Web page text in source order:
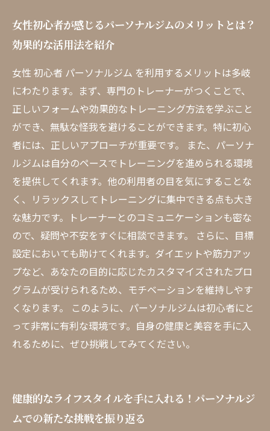
女性初心者が感じるパーソナルジムのメリットとは？
効果的な活用法を紹介
女性 初心者 パーソナルジム を利用するメリットは多岐
にわたります。まず、専門のトレーナーがつくことで、
正しいフォームや効果的なトレーニング方法を学ぶこと
ができ、無駄な怪我を避けることができます。特に初心
者には、正しいアプローチが重要です。 また、パーソナ
ルジムは自分のペースでトレーニングを進められる環境
を提供してくれます。他の利用者の目を気にすることな
く、リラックスしてトレーニングに集中できる点も大き
な魅力です。トレーナーとのコミュニケーションも密な
ので、疑問や不安をすぐに相談できます。 さらに、目標
設定においても助けてくれます。ダイエットや筋力アッ
プなど、あなたの目的に応じたカスタマイズされたプロ
グラムが受けられるため、モチベーションを維持しやす
くなります。 このように、パーソナルジムは初心者にと
って非常に有利な環境です。自身の健康と美容を手に入
れるために、ぜひ挑戦してみてください。
健康的なライフスタイルを手に入れる！パーソナルジ
ムでの新たな挑戦を振り返る